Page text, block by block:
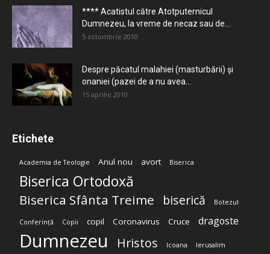
**** Acatistul către Atotputernicul
Dumnezeu, la vreme de necaz sau de...
5 octombrie 2010
Despre păcatul malahiei (masturbării) şi
onaniei (pazei de a nu avea...
15 aprilie 2010
Etichete
Academia de Teologie Anul nou avort Biserica
Biserica Ortodoxă
Biserica Sfânta Treime biserică Botezul
Conferință Copii copil Coronavirus Cruce dragoste
Dumnezeu Hristos Icoana Ierusalim